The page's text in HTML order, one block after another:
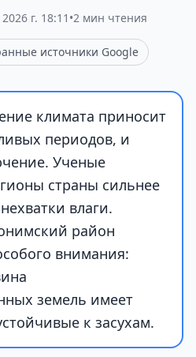
г. 18:11 •2 мин чтения
источники Google
климата приносит
периодов, и
Ученые
страны сильнее
влаги.
район
внимания:
земель имеет
к засухам.